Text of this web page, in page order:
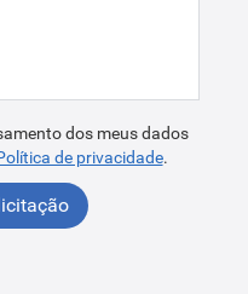
dos meus dados
de privacidade.